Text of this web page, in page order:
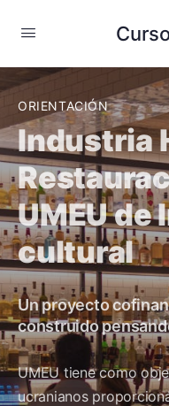
ORIENTACIÓN
Industria
UMEU de
cultural
Un proyecto
construido
UMEU tiene como
ucranianos